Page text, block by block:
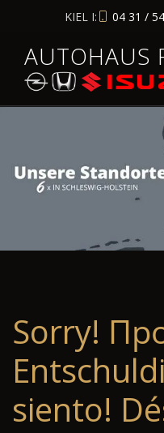
KIEL I: 04 31 /
AUTOHAUS
Sorry!
siento!